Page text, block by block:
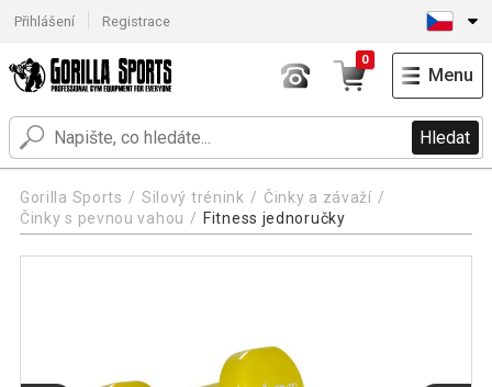
Přihlášení Registrace
Hledat
0
Menu
Gorilla Sports Silový trénink
Činky a závaží
Činky s pevnou vahou
Fitness jednoručky